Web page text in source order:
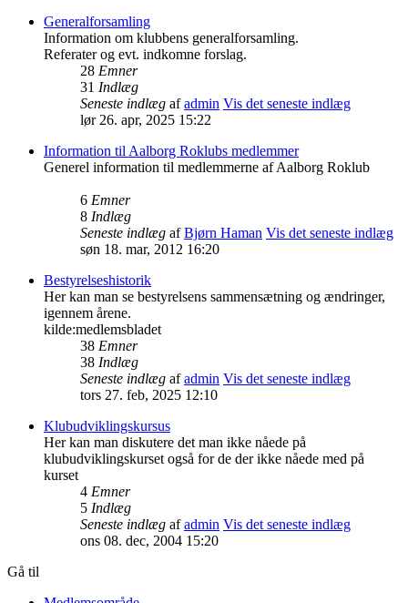
Generalforsamling
Information om klubbens generalforsamling.
Referater og evt. indkomne forslag.
28 Emner
31 Indlæg
Seneste indlæg afadmin Vis det seneste indlæg
lør 26. apr, 2025 15:22
Information til Aalborg Roklubs medlemmer
Generel information til medlemmerne af Aalborg Roklub
6 Emner
8 Indlæg
Seneste indlæg afBjørn Haman Vis det seneste indlæg
søn 18. mar, 2012 16:20
Bestyrelseshistorik
Her kan man se bestyrelsens sammensætning og ændringer,
igennem årene.
kilde:medlemsbladet
38 Emner
38 Indlæg
Seneste indlæg afadmin Vis det seneste indlæg
tors 27. feb, 2025 12:10
Klubudviklingskursus
Her kan man diskutere det man ikke nåede på
klubudviklingskurset også for de der ikke nåede med på
kurset
4 Emner
5 Indlæg
Seneste indlæg afadmin Vis det seneste indlæg
ons 08. dec, 2004 15:20
Gå til